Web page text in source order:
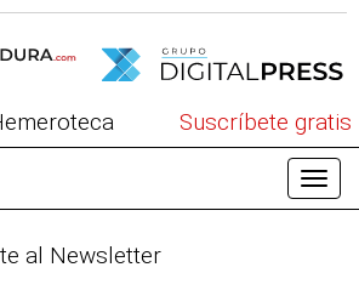
Suscríbete gratis
al Newsletter